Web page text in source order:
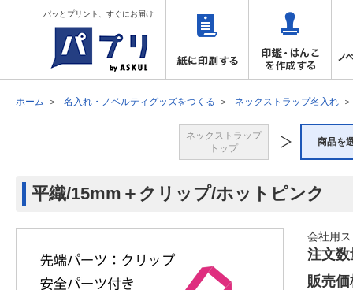
パッとプリント、すぐにお届け
ホーム 名入れ・ノベルティグッズをつくる ネックストラップ名入れ
ネックストラップ
トップ
商品を
平織/15mm＋クリップ/ホットピンク
会社用
注文数
販売価